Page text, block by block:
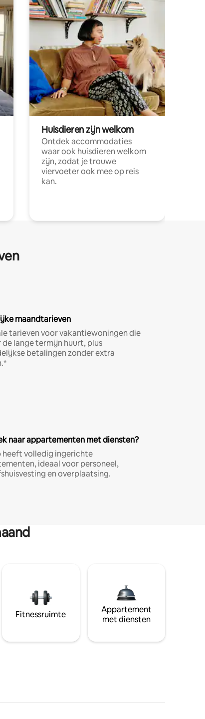
Huisdieren zijn welkom
Ontdek accommodaties
waar ook huisdieren welkom
zijn, zodat je trouwe
viervoeter ook mee op reis
kan.
maandtarieven
tarieven voor vakantiewoningen die
de lange termijn huurt, plus
betalingen zonder extra
naar appartementen met diensten?
heeft volledig ingerichte
ideaal voor personeel,
en overplaatsing.
Fitnessruimte
Appartement
met diensten